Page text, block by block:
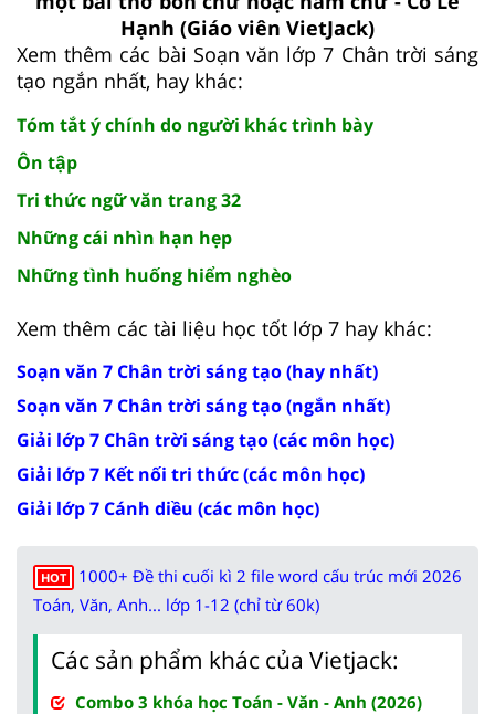
Hạnh (Giáo viên VietJack)
Xem thêm các bài Soạn văn lớp 7 Chân trời sáng
tạo ngắn nhất, hay khác:
Tóm tắt ý chính do người khác trình bày
Ôn tập
Tri thức ngữ văn trang 32
Những cái nhìn hạn hẹp
Những tình huống hiểm nghèo
Xem thêm các tài liệu học tốt lớp 7 hay khác:
Soạn văn 7 Chân trời sáng tạo (hay nhất)
Soạn văn 7 Chân trời sáng tạo (ngắn nhất)
Giải lớp 7 Chân trời sáng tạo (các môn học)
Giải lớp 7 Kết nối tri thức (các môn học)
Giải lớp 7 Cánh diều (các môn học)
HOT
1000+ Đề thi cuối kì 2 file word cấu trúc mới 2026
Toán, Văn, Anh... lớp 1-12 (chỉ từ 60k)
Các sản phẩm khác của Vietjack:
Combo 3 khóa học Toán - Văn - Anh (2026)